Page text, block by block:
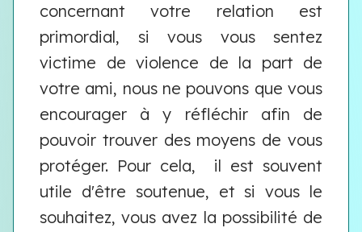
concernant votre relation est
primordial, si vous vous sentez
victime de violence de la part de
votre ami, nous ne pouvons que vous
encourager à y réfléchir afin de
pouvoir trouver des moyens de vous
protéger. Pour cela, il est souvent
utile d'être soutenue, et si vous le
souhaitez, vous avez la possibilité de